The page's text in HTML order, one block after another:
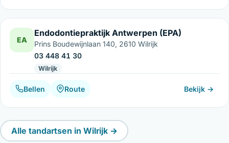
EA
Endodontiepraktijk Antwerpen (EPA)
Prins Boudewijnlaan 140, 2610 Wilrijk
03 448 41 30
Wilrijk
Bellen Route Bekijk →
Alle tandartsen in Wilrijk →